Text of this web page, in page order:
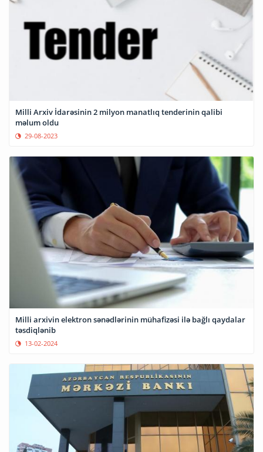
Milli Arxiv İdarəsinin 2 milyon manatlıq tenderinin qalibi
məlum oldu
29-08-2023
Milli arxivin elektron sənədlərinin mühafizəsi ilə bağlı qaydalar
təsdiqlənib
13-02-2024